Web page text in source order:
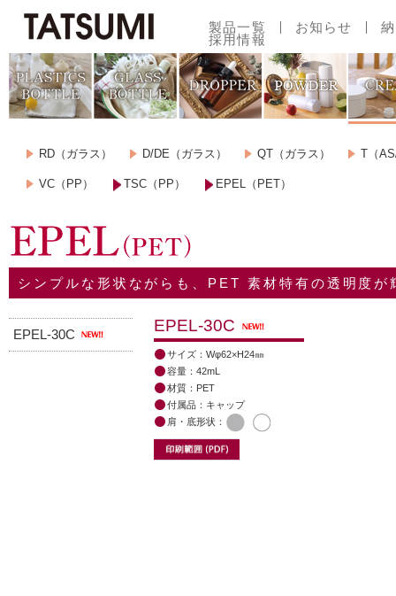
製品一覧
容量で探す
印刷範囲一覧
お知らせ
採用情報
RD（ガラス） D/DE（ガラス） QT（ガラス） T（
VC（PP） TSC（PP） EPEL（PET）
シンプルな形状ながらも、PET 素材特有の透明度
EPEL-30C EPEL-30C
サイズ：Wφ62×H24㎜
容量：42mL
材質：PET
付属品：キャップ
肩・底形状：